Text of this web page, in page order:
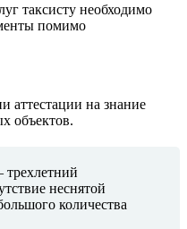
таксисту необходимо
помимо
аттестации на знание
объектов.
трехлетний
неснятой
количества